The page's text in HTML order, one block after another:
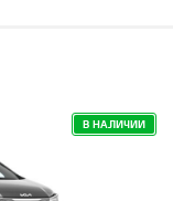
В НАЛИЧИИ